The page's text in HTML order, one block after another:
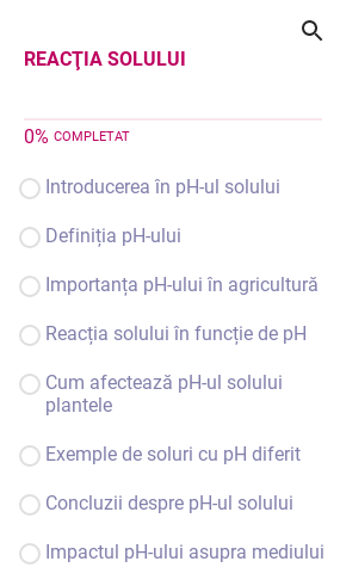
REACŢIA SOLULUI
0% COMPLETAT
Introducerea în pH-ul solului
Definiția pH-ului
Importanța pH-ului în agricultură
Reacția solului în funcție de pH
Cum afectează pH-ul solului
plantele
Exemple de soluri cu pH diferit
Concluzii despre pH-ul solului
Impactul pH-ului asupra mediului